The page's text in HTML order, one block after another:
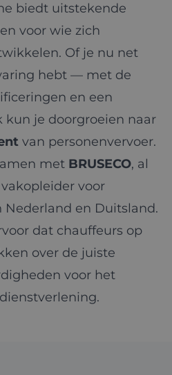
biedt uitstekende
voor wie zich
Of je nu net
hebt — met de
en een
kun je doorgroeien naar
van personenvervoer.
met BRUSECO, al
voor
en Duitsland.
dat chauffeurs op
over de juiste
voor het